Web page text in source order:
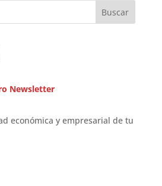
Newsletter
económica y empresarial de tu